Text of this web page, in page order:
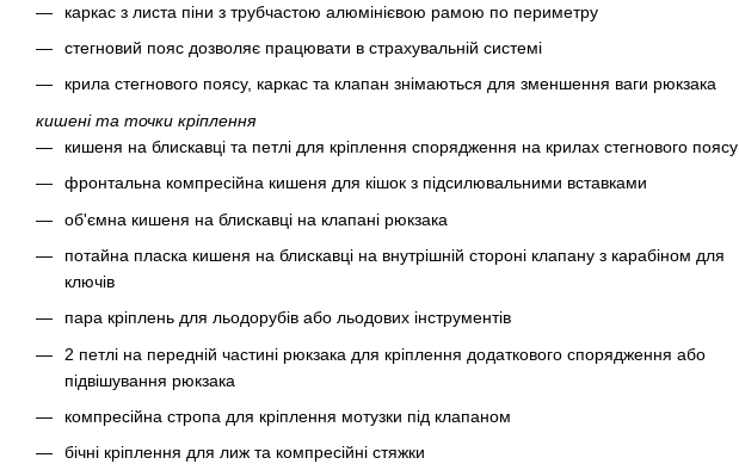
каркас з листа піни з трубчастою алюмінієвою рамою по периметру
стегновий пояс дозволяє працювати в страхувальній системі
крила стегнового поясу, каркас та клапан знімаються для зменшення ваги рюкзака
кишені та точки кріплення
кишеня на блискавці та петлі для кріплення спорядження на крилах стегнового поясу
фронтальна компресійна кишеня для кішок з підсилювальними вставками
об'ємна кишеня на блискавці на клапані рюкзака
потайна пласка кишеня на блискавці на внутрішній стороні клапану з карабіном для
ключів
пара кріплень для льодорубів або льодових інструментів
2 петлі на передній частині рюкзака для кріплення додаткового спорядження або
підвішування рюкзака
компресійна стропа для кріплення мотузки під клапаном
бічні кріплення для лиж та компресійні стяжки